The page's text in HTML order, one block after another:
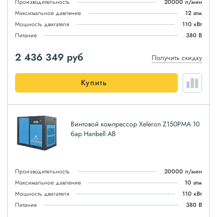
Производительность
20000 л/мин
Максимальное давление
12 атм
Мощность двигателя
110 кВт
Питание
380 В
2 436 349 руб Получить скидку
Купить
Винтовой компрессор Xeleron Z150PMA 10
бар Hanbell AB
Производительность
20000 л/мин
Максимальное давление
10 атм
Мощность двигателя
110 кВт
Питание
380 В